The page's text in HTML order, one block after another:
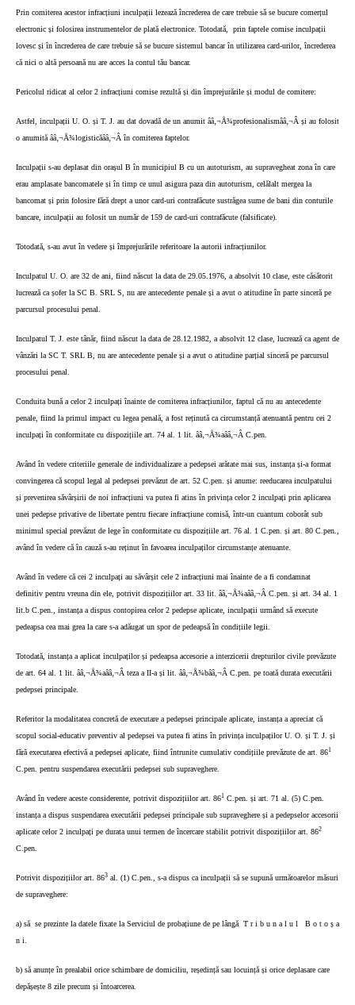
Prin comiterea acestor infracțiuni inculpații lezează încrederea de care trebuie să se bucure comerțul
electronic și folosirea instrumentelor de plată electronice. Totodată,
prin faptele comise inculpații
lovesc și în încrederea de care trebuie să se bucure sistemul bancar în utilizarea card-urilor, încrederea
că nici o altă persoană nu are acces la contul tău bancar.
Pericolul ridicat al celor 2 infracțiuni comise rezultă și din împrejurările și modul de comitere:
Astfel, inculpații U. O. și T. J. au dat dovadă de un anumit ââ‚¬Å¾profesionalismââ‚¬Â și au folosit
o anumită ââ‚¬Å¾logisticăââ‚¬Â în comiterea faptelor.
Inculpații s-au deplasat din orașul B în municipiul B cu un autoturism, au supravegheat zona în care
erau amplasate bancomatele și în timp ce unul asigura paza din autoturism, celălalt mergea la
bancomat și prin folosire fără drept a unor card-uri contrafăcute sustrăgea sume de bani din conturile
bancare, inculpații au folosit un număr de 159 de card-uri contrafăcute (falsificate).
Totodată, s-au avut în vedere și împrejurările referitoare la autorii infracțiunilor.
Inculpatul U. O. are 32 de ani, fiind născut la data de 29.05.1976, a absolvit 10 clase, este căsătorit
lucrează ca șofer la SC B. SRL S, nu are antecedente penale și a avut o atitudine în parte sinceră pe
parcursul procesului penal.
Inculpatul T. J. este tânăr, fiind născut la data de 28.12.1982, a absolvit 12 clase, lucrează ca agent de
vânzări la SC T. SRL B, nu are antecedente penale și a avut o atitudine parțial sinceră pe parcursul
procesului penal.
Conduita bună a celor 2 inculpați înainte de comiterea infracțiunilor, faptul că nu au antecedente
penale, fiind la primul impact cu legea penală, a fost reținută ca circumstanță atenuantă pentru cei 2
inculpați în conformitate cu dispozițiile art. 74 al. 1 lit. ââ‚¬Å¾aââ‚¬Â C.pen.
Având în vedere criteriile generale de individualizare a pedepsei arătate mai sus, instanța și-a format
convingerea că scopul legal al pedepsei prevăzut de art. 52 C.pen. și anume: reeducarea inculpatului
și prevenirea săvârșirii de noi infracțiuni va putea fi atins în privința celor 2 inculpați prin aplicarea
unei pedepse privative de libertate pentru fiecare infracțiune comisă, într-un cuantum coborât sub
minimul special prevăzut de lege în conformitate cu dispozițiile art. 76 al. 1 C.pen. și art. 80 C.pen.,
având în vedere că în cauză s-au reținut în favoarea inculpaților circumstanțe atenuante.
Având în vedere că cei 2 inculpați au săvârșit cele 2 infracțiuni mai înainte de a fi condamnat
definitiv pentru vreuna din ele, potrivit dispozițiilor art. 33 lit. ââ‚¬Å¾aââ‚¬Â C.pen. și art. 34 al. 1
lit.b C.pen., instanța a dispus contopirea celor 2 pedepse aplicate, inculpații urmând să execute
pedeapsa cea mai grea la care s-a adăugat un spor de pedeapsă în condițiile legii.
Totodată, instanța a aplicat inculpaților și pedeapsa accesorie a interzicerii drepturilor civile prevăzute
de art. 64 al. 1 lit. ââ‚¬Å¾aââ‚¬Â teza a II-a și lit. ââ‚¬Å¾bââ‚¬Â C.pen. pe toată durata executării
pedepsei principale.
Referitor la modalitatea concretă de executare a pedepsei principale aplicate, instanța a apreciat că
scopul social-educativ preventiv al pedepsei va putea fi atins în privința inculpaților U. O. și T. J. și
fără executarea efectivă a pedepsei aplicate, fiind întrunite cumulativ condițiile prevăzute de art. 861
C.pen. pentru suspendarea executării pedepsei sub supraveghere.
Având în vedere aceste considerente, potrivit dispozițiilor art. 861 C.pen. și art. 71 al. (5) C.pen.
instanța a dispus suspendarea executării pedepsei principale sub supraveghere și a pedepselor accesorii
aplicate celor 2 inculpați pe durata unui termen de încercare stabilit potrivit dispozițiilor art. 862
C.pen.
Potrivit dispozițiilor art. 863 al. (1) C.pen., s-a dispus ca inculpații să se supună următoarelor măsuri
de supraveghere:
a) să se prezinte la datele fixate la Serviciul de probațiune de pe lângă T r i b u n a l u l
B o t o ș a
n i.
b) să anunțe în prealabil orice schimbare de domiciliu, reședință sau locuință și orice deplasare care
depășește 8 zile precum și întoarcerea.